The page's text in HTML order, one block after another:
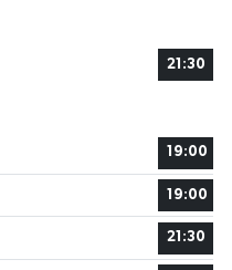
21:30
19:00
19:00
21:30